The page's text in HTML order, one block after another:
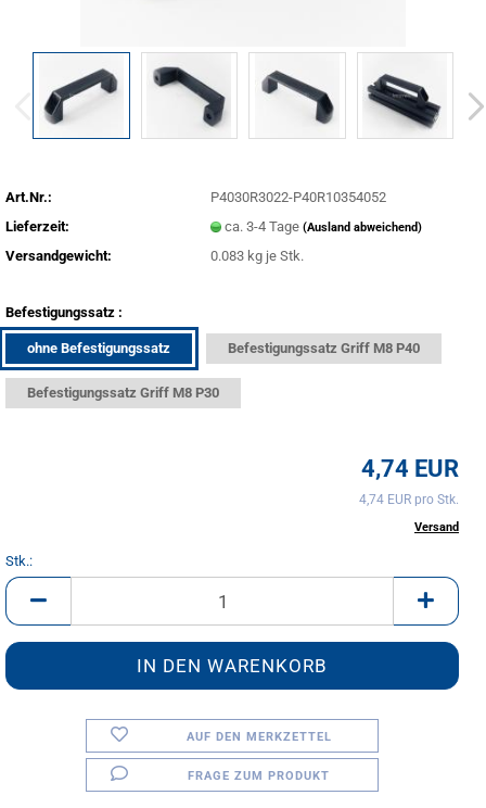
Art.Nr.:
P4030R3022-P40R10354052
Lieferzeit:
ca. 3-4 Tage(Ausland abweichend)
Versandgewicht: 0.083 kg je Stk.
Befestigungssatz :
ohne Befestigungssatz Befestigungssatz Griff M8 P40
Befestigungssatz Griff M8 P30
4,74 EUR
4,74 EUR pro Stk.
Versand
Stk.:
Stk.
AUF DEN MERKZETTEL
FRAGE ZUM PRODUKT